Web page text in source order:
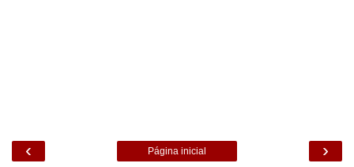
‹ ›
Página inicial